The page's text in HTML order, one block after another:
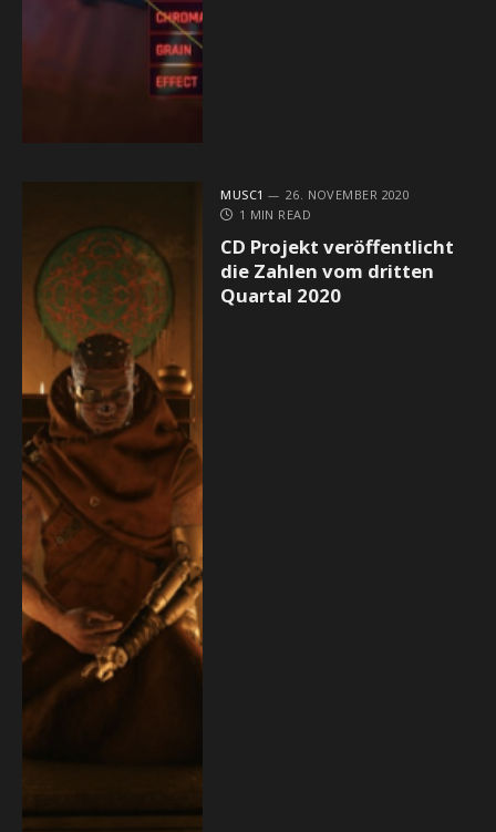
MUSC1
26. NOVEMBER 2020
1 MIN READ
CD Projekt veröffentlicht
die Zahlen vom dritten
Quartal 2020